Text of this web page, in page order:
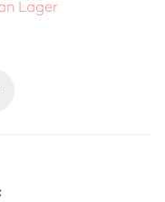
Lager